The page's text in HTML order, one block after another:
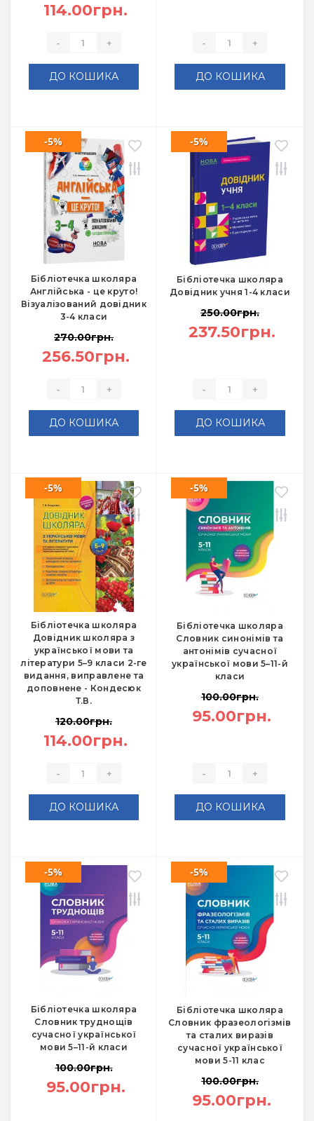
114.00грн.
- +
ДО КОШИКА
- +
ДО КОШИКА
Бібліотечка школяра
Англійська - це круто!
Візуалізований довідник
3-4 класи
-5%
270.00грн.
256.50грн.
- +
ДО КОШИКА
Бібліотечка школяра
Довідник учня 1-4 класи
-5%
250.00грн.
237.50грн.
- +
ДО КОШИКА
Бібліотечка школяра
Довідник школяра з
української мови та
літератури 5–9 класи 2-ге
видання, виправлене та
доповнене - Кондесюк
Т.В.
-5%
120.00грн.
114.00грн.
- +
ДО КОШИКА
Бібліотечка школяра
Словник синонімів та
антонімів сучасної
української мови 5–11-й
класи
-5%
100.00грн.
95.00грн.
- +
ДО КОШИКА
Бібліотечка школяра
Словник труднощів
сучасної української
мови 5–11-й класи
-5%
100.00грн.
95.00грн.
Бібліотечка школяра
Словник фразеологізмів
та сталих виразів
сучасної української
мови 5-11 клас
-5%
100.00грн.
95.00грн.